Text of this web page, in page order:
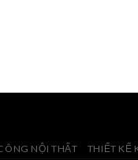
NỘI THẤT THIẾT KẾ